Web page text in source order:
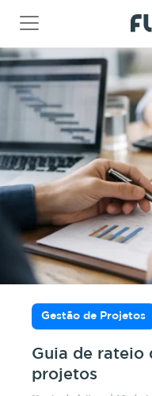
Gestão de Projetos
Guia de rateio
projetos